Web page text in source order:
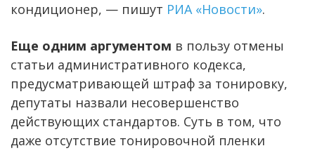
кондиционер, — пишут РИА «Новости».
Еще одним аргументом в пользу отмены
статьи административного кодекса,
предусматривающей штраф за тонировку,
депутаты назвали несовершенство
действующих стандартов. Суть в том, что
даже отсутствие тонировочной пленки